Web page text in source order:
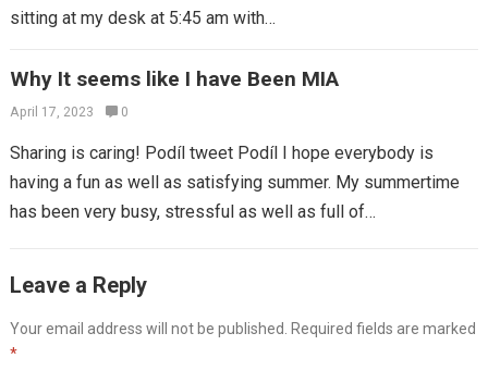
sitting at my desk at 5:45 am with…
Why It seems like I have Been MIA
April 17, 2023 0
Sharing is caring! Podíl tweet Podíl I hope everybody is
having a fun as well as satisfying summer. My summertime
has been very busy, stressful as well as full of…
Leave a Reply
Your email address will not be published.
Required fields are marked
*